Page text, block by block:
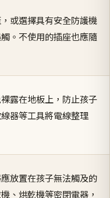
或選擇具有安全防護機
。不使用的插座也應隨
露在地板上，防止孩子
器等工具將電線整理
放置在孩子無法觸及的
、烘乾機等密閉電器，